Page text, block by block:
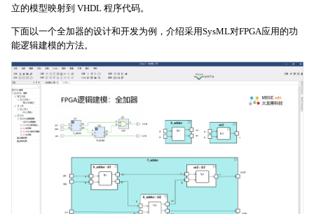
立的模型映射到 VHDL 程序代码。
下面以一个全加器的设计和开发为例，介绍采用SysML对FPGA应用的功
能逻辑建模的方法。